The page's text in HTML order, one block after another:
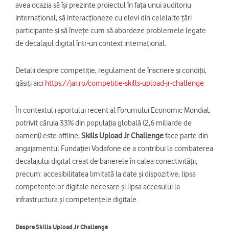
avea ocazia să își prezinte proiectul în fața unui auditoriu
internațional, să interacționeze cu elevi din celelalte țări
participante și să învețe cum să abordeze problemele legate
de decalajul digital într-un context internațional.
Detalii despre competiție, regulament de înscriere și condiții,
găsiți aici https://jar.ro/competitie-skills-upload-jr-challenge
În contextul raportului recent al Forumului Economic Mondial,
potrivit căruia 33% din populația globală (2,6 miliarde de
oameni) este offline,Skills Upload Jr Challengeface parte din
angajamentul Fundației Vodafone de a contribui la combaterea
decalajului digital creat de barierele în calea conectivității,
precum: accesibilitatea limitată la date și dispozitive, lipsa
competențelor digitale necesare și lipsa accesului la
infrastructura și competențele digitale.
Despre Skills Upload Jr Challenge